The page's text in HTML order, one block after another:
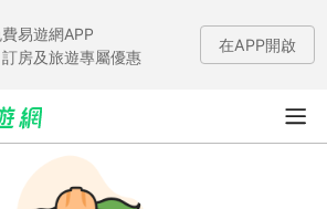
易遊網APP
房及旅遊專屬優惠
在APP開啟